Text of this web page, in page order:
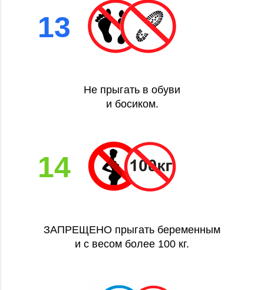
13
Не прыгать в обуви
и босиком.
14
ЗАПРЕЩЕНО прыгать беременным
и с весом более 100 кг.